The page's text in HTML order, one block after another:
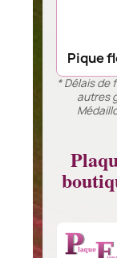
Pique
* Délais de
autres